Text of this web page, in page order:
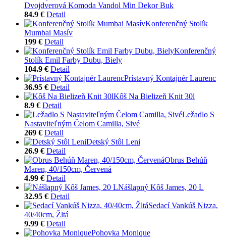
Dvojdverová Komoda Vandol Min Dekor Buk
84.9 € Detail
Konferenčný Stolík
Mumbai Masív
199 € Detail
Konferenčný
Stolík Emil Farby Dubu, Biely
104.9 € Detail
Prístavný Kontajnér Laurenc
36.95 € Detail
Kôš Na Bielizeň Knit 30l
8.9 € Detail
Ležadlo S
Nastaviteľným Čelom Camilla, Sivé
269 € Detail
Detský Stôl Leni
26.9 € Detail
Obrus Behúň
Maren, 40/150cm, Červená
4.99 € Detail
Nášlapný Kôš James, 20 L
32.95 € Detail
Sedací Vankúš Nizza,
40/40cm, Žltá
9.99 € Detail
Pohovka Monique